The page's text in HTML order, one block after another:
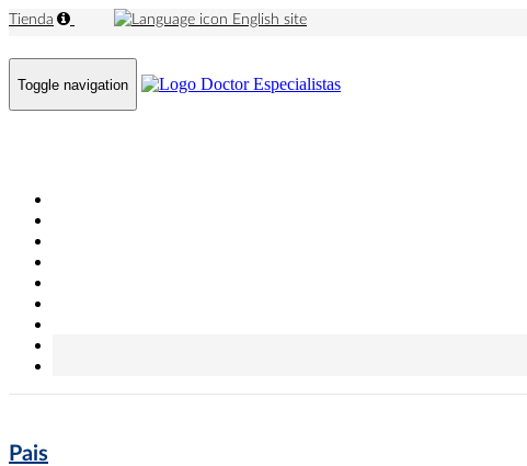
Tienda English site
Toggle navigation
Pais